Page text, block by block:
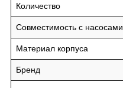
Количество
Совместимость с насосами
Материал корпуса
Бренд